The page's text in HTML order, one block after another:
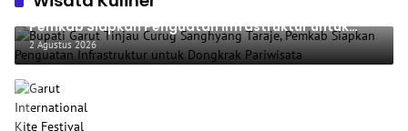
Bupati Garut Tinjau Curug Sanghyang Taraje,
Pemkab Siapkan Penguatan Infrastruktur untuk
Dongkrak Pariwisata
2 Agustus 2026